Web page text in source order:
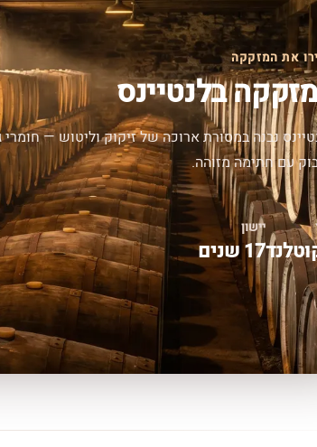
את המזקקה
בלנטיינס
נבנה במסורת ארוכה של זיקוק וליטוש —
עם חתימה מזוהה.
יישון
17 שנים